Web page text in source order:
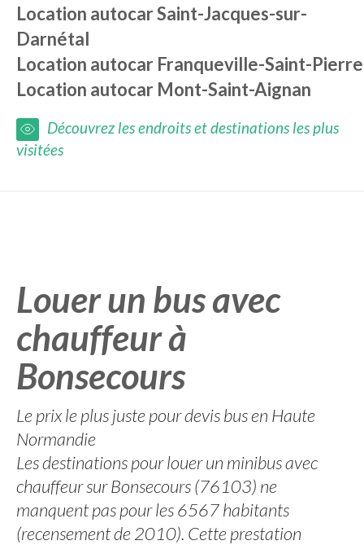
Location autocarSaint-Jacques-sur-
Darnétal
Location autocar Franqueville-Saint-Pierre
Location autocar Mont-Saint-Aignan
Découvrez les endroits et destinations les plus
visitées
Louer un bus avec
chauffeur à
Bonsecours
Le prix le plus juste pour devis bus en Haute
Normandie
Les destinations pour louer un minibus avec
chauffeur sur Bonsecours (76103) ne
manquent pas pour les 6567 habitants
(recensement de 2010). Cette prestation